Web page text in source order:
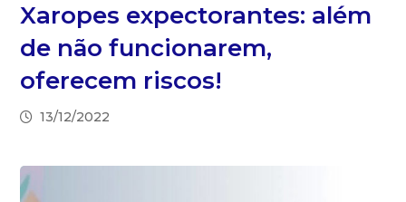
Xaropes expectorantes: além
de não funcionarem,
oferecem riscos!
13/12/2022